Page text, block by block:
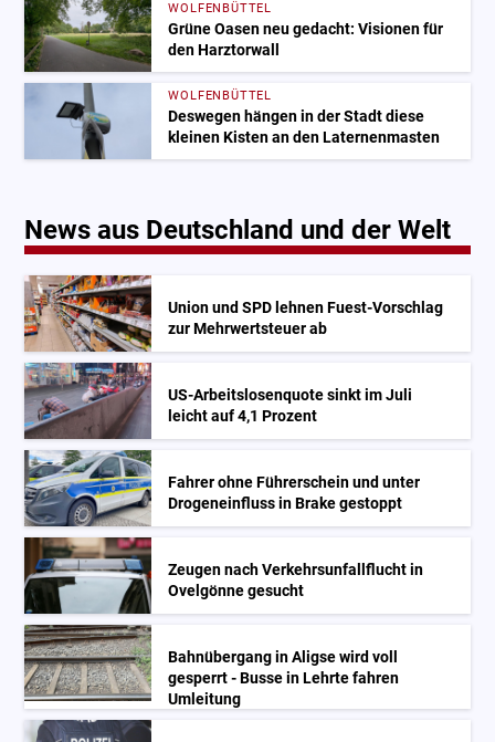
WOLFENBÜTTEL
Grüne Oasen neu gedacht: Visionen für
den Harztorwall
WOLFENBÜTTEL
Deswegen hängen in der Stadt diese
kleinen Kisten an den Laternenmasten
News aus Deutschland und der Welt
Union und SPD lehnen Fuest-Vorschlag
zur Mehrwertsteuer ab
US-Arbeitslosenquote sinkt im Juli
leicht auf 4,1 Prozent
Fahrer ohne Führerschein und unter
Drogeneinfluss in Brake gestoppt
Zeugen nach Verkehrsunfallflucht in
Ovelgönne gesucht
Bahnübergang in Aligse wird voll
gesperrt - Busse in Lehrte fahren
Umleitung